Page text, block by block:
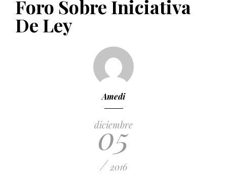
PUBLICADO EL 5 ENERO, 2023
Foro Sobre Iniciativa
De Ley
Amedi
diciembre
05
/ 2016